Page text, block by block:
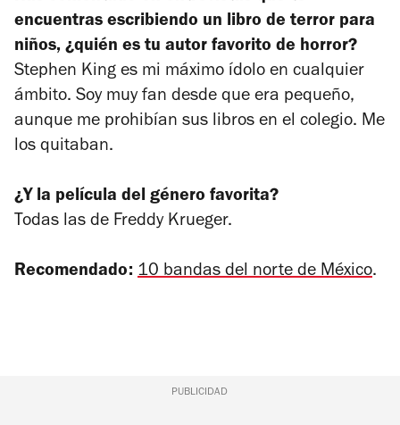
encuentras escribiendo un libro de terror para
niños, ¿quién es tu autor favorito de horror?
Stephen King es mi máximo ídolo en cualquier
ámbito. Soy muy fan desde que era pequeño,
aunque me prohibían sus libros en el colegio. Me
los quitaban.
¿Y la película del género favorita?
Todas las de Freddy Krueger.
Recomendado: 10 bandas del norte de México.
PUBLICIDAD